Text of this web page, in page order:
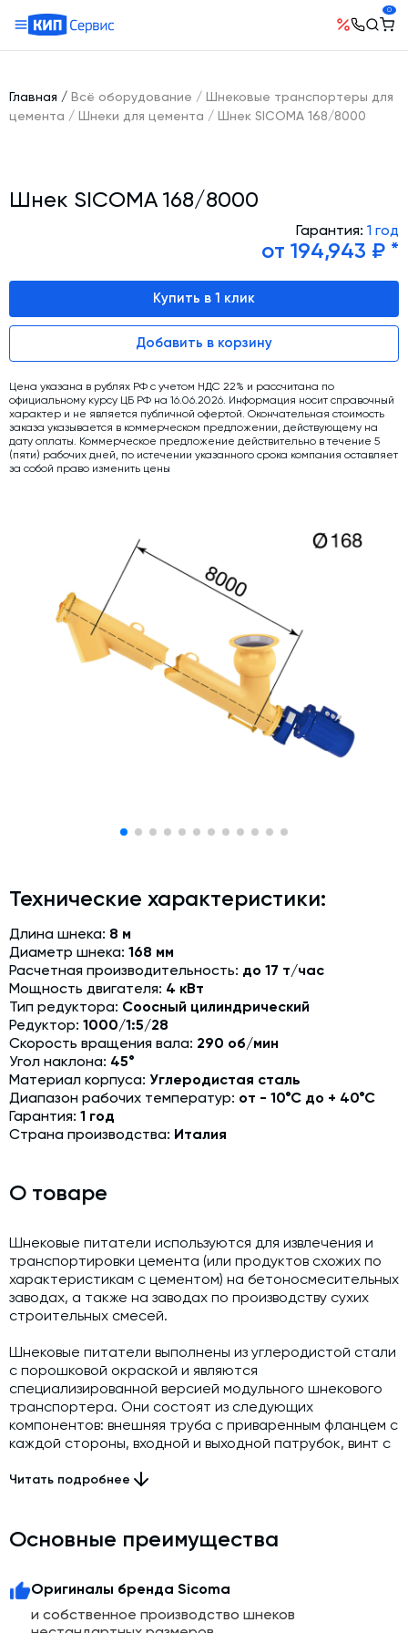
0
Бетонные заводы (БСУ, РБУ)
Шнековые транспортеры для цемента
Склады инертных материалов
Силосы для цемента и обвязка
Растариватели Биг-Бегов
Тепловое оборудование
Дозаторы для бетонных заводов
Затворы для силосов и дозаторов
Оборудование для производства ЖБИ
Пневмооборудование
Телескопические загрузчики
Датчики
Промышленные вибраторы
Дробильно-сортировочный комплекс
Модернизация и техническое перевооружение
Срочная техпомощь. Онлайн-обследование и ремонт
Доставка, шеф-монтаж и пуско-наладка и обучение
Автоматизированные системы управления (АСУ ТП) любой
сложности
Подбор и поставка комплектующих под любой завод
Экспертиза промышленной безопасности
Технический аудит бетонных заводов и производств
Проектирование технологических линий,промышленных
География поставок
Руководство
Сотрудничество
Новости
Главная / Всё оборудование / Шнековые транспортеры для
цемента / Шнеки для цемента / Шнек SICOMA 168/8000
Технические характеристики:
Длина шнека: 8 м
Диаметр шнека: 168 мм
Расчетная производительность: до 17 т/час
Мощность двигателя: 4 кВт
Тип редуктора: Соосный цилиндрический
Редуктор: 1000/1:5/28
Скорость вращения вала: 290 об/мин
Угол наклона: 45°
Материал корпуса: Углеродистая сталь
Диапазон рабочих температур: от - 10°С до + 40°С
Гарантия: 1 год
Страна производства: Италия
О товаре
Шнековые питатели используются для извлечения и
транспортировки цемента (или продуктов схожих по
характеристикам с цементом) на бетоносмесительных
заводах, а также на заводах по производству сухих
строительных смесей.
Шнековые питатели выполнены из углеродистой стали
с порошковой окраской и являются
специализированной версией модульного шнекового
транспортера. Они состоят из следующих
компонентов: внешняя труба с приваренным фланцем с
каждой стороны, входной и выходной патрубок, винт с
комплекте с уплотнениями вала (одна из концевых
шнекового питателя. Шнековые
питатели поставляются в сборе с приводом,
Высокая производительность делает его идеальным
выбором для обеспечения непрерывного потока
Читать подробнее
Основные преимущества
Оригиналы бренда Sicoma
и собственное производство шнеков
Шнек SICOMA 168/8000
Гарантия: 1 год
от 194,943 ₽ *
Купить в 1 клик
Добавить в корзину
Цена указана в рублях РФ с учетом НДС 22% и рассчитана по
официальному курсу ЦБ РФ на 16.06.2026. Информация носит справочный
характер и не является публичной офертой. Окончательная стоимость
заказа указывается в коммерческом предложении, действующему на
дату оплаты. Коммерческое предложение действительно в течение 5
(пяти) рабочих дней, по истечении указанного срока компания оставляет
за собой право изменить цены